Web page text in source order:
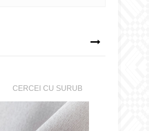
CERCEI CU SURUB